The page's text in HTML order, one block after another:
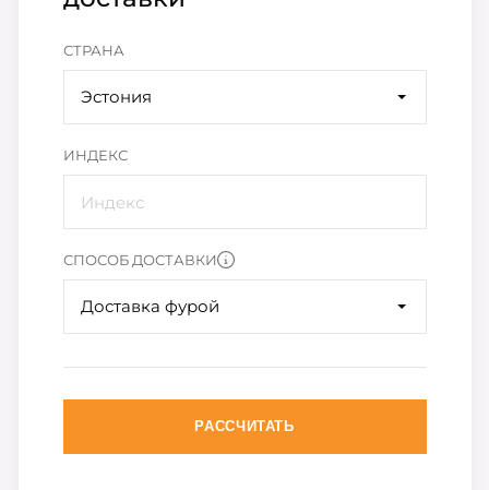
СТРАНА
Эстония
ИНДЕКС
СПОСОБ ДОСТАВКИ
Доставка фурой
РАССЧИТАТЬ